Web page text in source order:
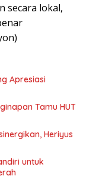
secara lokal,
Apresiasi
Tamu HUT
Heriyus
untuk